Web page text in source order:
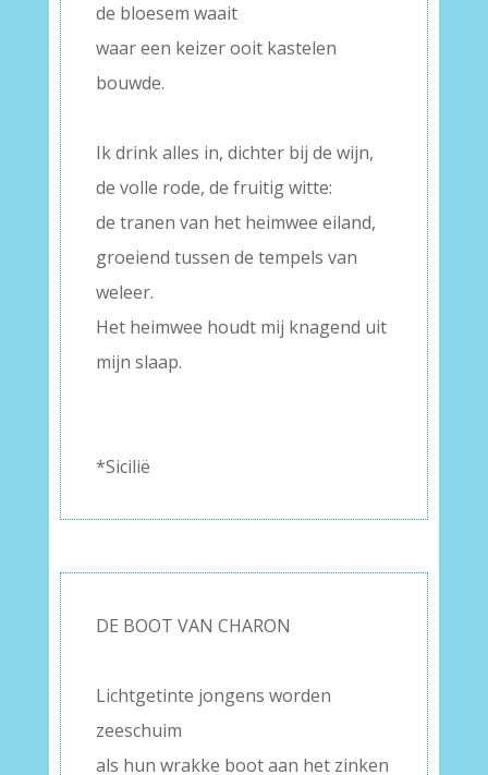
de bloesem waait
waar een keizer ooit kastelen
bouwde.
Ik drink alles in, dichter bij de wijn,
de volle rode, de fruitig witte:
de tranen van het heimwee eiland,
groeiend tussen de tempels van
weleer.
Het heimwee houdt mij knagend uit
mijn slaap.
*Sicilië
DE BOOT VAN CHARON
Lichtgetinte jongens worden
zeeschuim
als hun wrakke boot aan het zinken